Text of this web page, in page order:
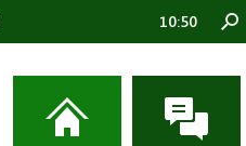
10:50